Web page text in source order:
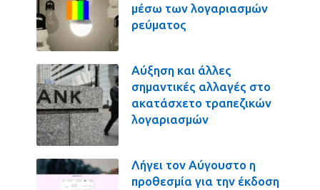
μέσω των λογαριασμών
ρεύματος
Αύξηση και άλλες
σημαντικές αλλαγές στο
ακατάσχετο τραπεζικών
λογαριασμών
Λήγει τον Αύγουστο η
προθεσμία για την έκδοση